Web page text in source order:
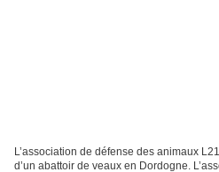
L’association de défense des animaux
d’un abattoir de veaux en Dordogne. L’association réclame la démission de